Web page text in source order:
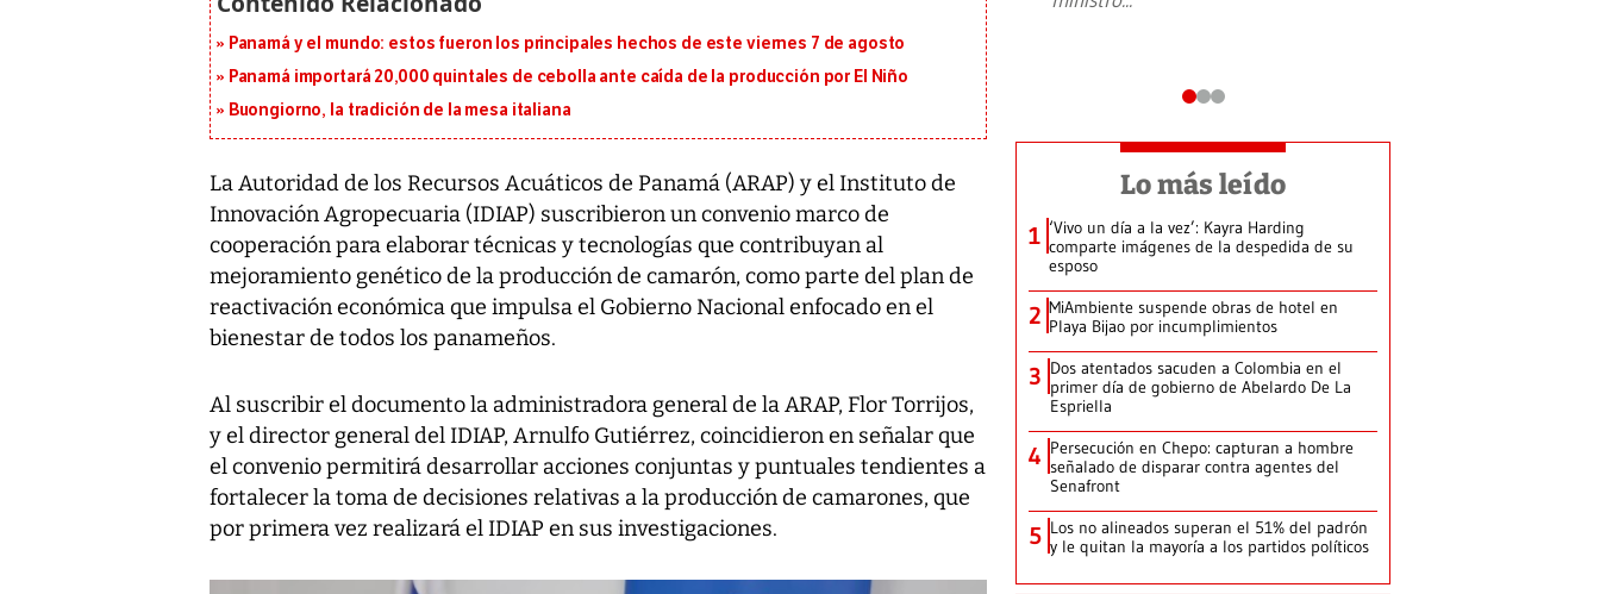
Panamá y el mundo: estos fueron los principales hechos de este viernes 7 de agosto
Panamá importará 20,000 quintales de cebolla ante caída de la producción por El Niño
Buongiorno, la tradición de la mesa italiana
La Autoridad de los Recursos Acuáticos de Panamá (ARAP) y el Instituto de
Innovación Agropecuaria (IDIAP) suscribieron un convenio marco de
cooperación para elaborar técnicas y tecnologías que contribuyan al
mejoramiento genético de la producción de camarón, como parte del plan de
reactivación económica que impulsa el Gobierno Nacional enfocado en el
bienestar de todos los panameños.
Al suscribir el documento la administradora general de la ARAP, Flor Torrijos,
y el director general del IDIAP, Arnulfo Gutiérrez, coincidieron en señalar que
el convenio permitirá desarrollar acciones conjuntas y puntuales tendientes a
fortalecer la toma de decisiones relativas a la producción de camarones, que
por primera vez realizará el IDIAP en sus investigaciones.
Lo más leído
1 ‘Vivo un día a la vez’: Kayra Harding
comparte imágenes de la despedida de su
esposo
2 MiAmbiente suspende obras de hotel en
Playa Bijao por incumplimientos
3 Dos atentados sacuden a Colombia en el
primer día de gobierno de Abelardo De La
Espriella
4 Persecución en Chepo: capturan a hombre
señalado de disparar contra agentes del
Senafront
5 Los no alineados superan el 51% del padrón
y le quitan la mayoría a los partidos políticos